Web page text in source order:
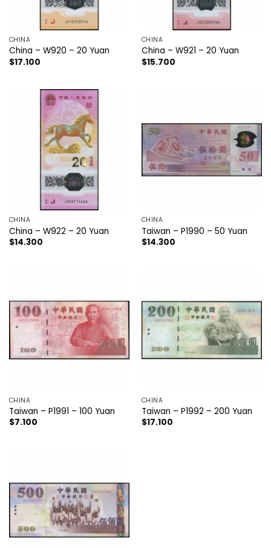
CHINA
China – W920 – 20 Yuan
$17.100
CHINA
China – W921 – 20 Yuan
$15.700
CHINA
China – W922 – 20 Yuan
$14.300
CHINA
Taiwan – P1990 – 50 Yuan
$14.300
CHINA
Taiwan – P1991 – 100 Yuan
$7.100
CHINA
Taiwan – P1992 – 200 Yuan
$17.100